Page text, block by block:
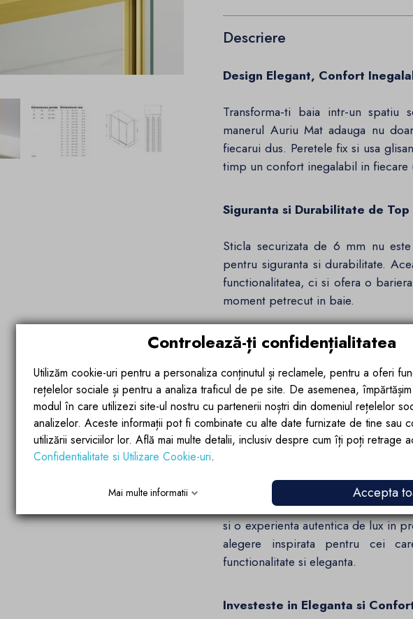
Descriere
Design Elegant, Confort
Transforma-ti baia intr-un
manerul Auriu Mat adauga nu
fiecarui dus. Peretele fix si usa
timp un confort inegalabil in fiecare
Siguranta si Durabilitate de Top
Sticla securizata de 6 mm nu
pentru siguranta si durabilitate.
functionalitatea, ci si ofera o
moment petrecut in baie.
Dimensiuni Versatile pentru
Cu dimensiunile sale versatile,
cm, cabina Hanes se adapteaza
spatiu mai restrans sau unul mai
versatilitatea de care ai nevoie
Brandul Ego Interiors aduce in
si o experienta autentica de lux in
alegere inspirata pentru cei
functionalitate si eleganta.
Investeste in Eleganta si
Controlează-ți confidențialitatea
Utilizăm cookie-uri pentru a personaliza conținutul și reclamele, pentru a oferi
rețelelor sociale și pentru a analiza traficul de pe site. De asemenea,
modul în care utilizezi site-ul nostru cu partenerii noștri din domeniul rețelelor
analizelor. Aceste informații pot fi combinate cu alte date furnizate de tine sau
utilizării serviciilor lor. Află mai multe detalii, inclusiv despre cum îți poți retrage
Confidentialitate si Utilizare Cookie-uri.
Mai multe informatii Accepta